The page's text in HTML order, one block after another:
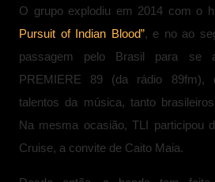
O grupo explodiu em 2014 com o
Pursuit of Indian Blood”, e no ao
passagem pelo Brasil para se
PREMIERE 89 (da rádio 89fm),
talentos da música, tanto
Na mesma ocasião, TLI participou
Cruise, a convite de Caito Maia.